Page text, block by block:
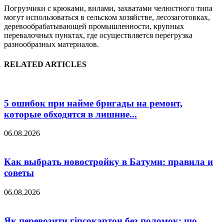
Погрузчики с крюками, вилами, захватами челюстного типа
могут использоваться в сельском хозяйстве, лесозаготовках,
деревообрабатывающей промышленности, крупных
перевалочных пунктах, где осуществляется перегрузка
разнообразных материалов.
RELATED ARTICLES
5 ошибок при найме бригады на ремонт,
которые обходятся в лишние...
06.08.2026
Как выбрать новостройку в Батуми: правила и
советы
06.08.2026